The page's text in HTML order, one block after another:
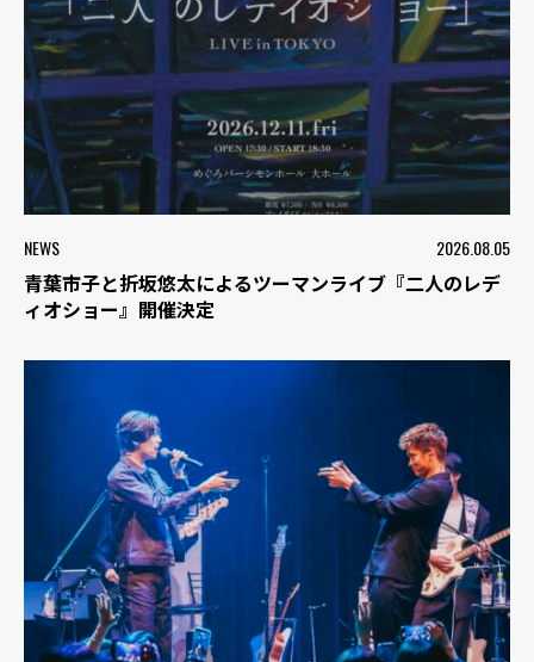
NEWS 2026.08.05
青葉市子と折坂悠太によるツーマンライブ『二人のレデ
ィオショー』開催決定